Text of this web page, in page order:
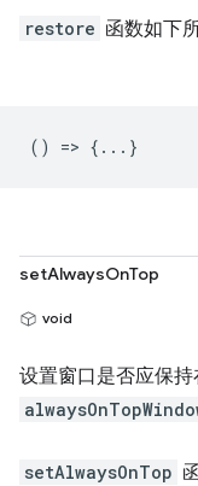
restore 函数如下
() => {...}
setAlwaysOnTop
void
设置窗口是否应保
setAlwaysOnTop